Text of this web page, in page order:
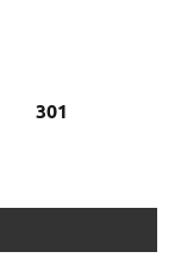
301